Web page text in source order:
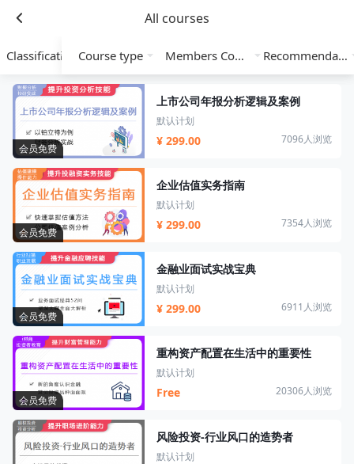
All courses
Classification Course type Members Course Recommendation
会员免费
上市公司年报分析逻辑及案例
默认计划
¥ 299.00 7096人浏览
会员免费
企业估值实务指南
默认计划
¥ 299.00 7354人浏览
会员免费
金融业面试实战宝典
默认计划
¥ 299.00 6911人浏览
会员免费
重构资产配置在生活中的重要性
默认计划
Free 20306人浏览
风险投资-行业风口的造势者
默认计划